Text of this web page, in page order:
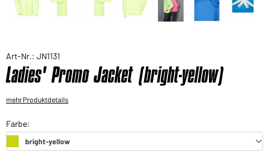
Art-Nr.: JN1131
Ladies' Promo Jacket (bright-yellow)
mehr Produktdetails